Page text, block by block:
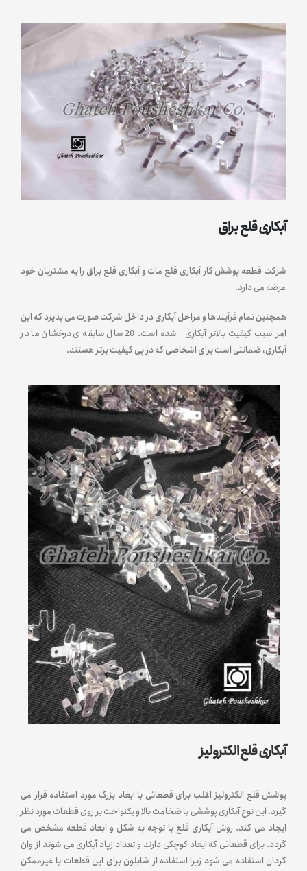
آبکاری قلع براق
شرکت قطعه پوشش کار آبکاری قلع مات و آبکاری قلع براق را به مشتریان خود
عرضه می دارد.
همچنین تمام فرآیندها و مراحل آبکاری در داخل شرکت صورت می پذیرد که این
امر سبب کیفیت بالاتر آبکاری شده است. 20 سال سابقه ی درخشان ما در
آبکاری، ضمانتی است برای اشخاصی که در پی کیفیت برتر هستند.
آبکاری قلع الکترولیز
پوشش قلع الکترولیز اغلب برای قطعاتی با ابعاد بزرگ مورد استفاده قرار می
گیرد. این نوع آبکاری پوششی با ضخامت بالا و یکنواخت بر روی قطعات مورد نظر
ایجاد می کند. روش آبکاری قلع با توجه به شکل و ابعاد قطعه مشخص می
گردد. برای قطعاتی که ابعاد کوچکی دارند و تعداد زیاد آبکاری می شوند از وان
گردان استفاده می شود زیرا استفاده از شابلون برای این قطعات یا غیرممکن